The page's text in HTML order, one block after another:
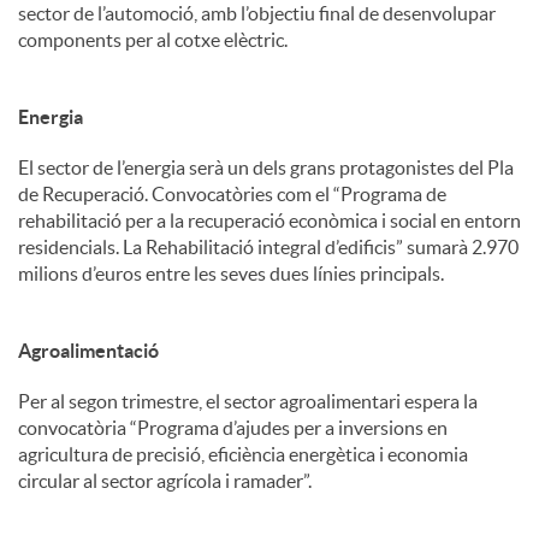
sector de l’automoció, amb l’objectiu final de desenvolupar
components per al cotxe elèctric.
Energia
El sector de l’energia serà un dels grans protagonistes del Pla
de Recuperació. Convocatòries com el “Programa de
rehabilitació per a la recuperació econòmica i social en entorn
residencials. La Rehabilitació integral d’edificis” sumarà 2.970
milions d’euros entre les seves dues línies principals.
Agroalimentació
Per al segon trimestre, el sector agroalimentari espera la
convocatòria “Programa d’ajudes per a inversions en
agricultura de precisió, eficiència energètica i economia
circular al sector agrícola i ramader”.